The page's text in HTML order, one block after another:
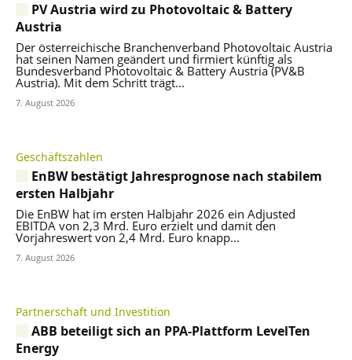
PV Austria wird zu Photovoltaic & Battery
Austria
Der österreichische Branchenverband Photovoltaic Austria
hat seinen Namen geändert und firmiert künftig als
Bundesverband Photovoltaic & Battery Austria (PV&B
Austria). Mit dem Schritt trägt...
7. August 2026
Geschäftszahlen
EnBW bestätigt Jahresprognose nach stabilem
ersten Halbjahr
Die EnBW hat im ersten Halbjahr 2026 ein Adjusted
EBITDA von 2,3 Mrd. Euro erzielt und damit den
Vorjahreswert von 2,4 Mrd. Euro knapp...
7. August 2026
Partnerschaft und Investition
ABB beteiligt sich an PPA-Plattform LevelTen
Energy